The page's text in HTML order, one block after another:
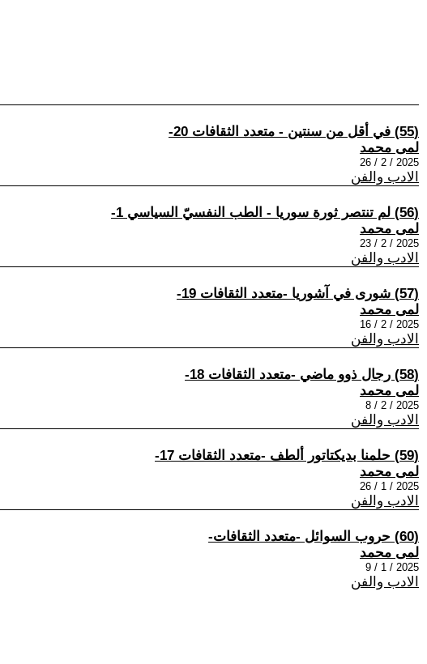
(55) في أقل من سنتين - متعدد الثقافات 20-
لمى محمد
2025 / 2 / 26
الادب والفن
(56) لم تنتصر ثورة سوريا - الطب النفسيّ السياسي 1-
لمى محمد
2025 / 2 / 23
الادب والفن
(57) شورى في آشوريا -متعدد الثقافات 19-
لمى محمد
2025 / 2 / 16
الادب والفن
(58) رجال ذوو ماضي -متعدد الثقافات 18-
لمى محمد
2025 / 2 / 8
الادب والفن
(59) حلمنا بديكتاتور ألطف -متعدد الثقافات 17-
لمى محمد
2025 / 1 / 26
الادب والفن
(60) حروب السوائل -متعدد الثقافات-
لمى محمد
2025 / 1 / 9
الادب والفن